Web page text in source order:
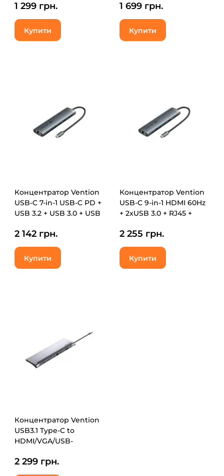
1 299 грн.
Купити
(TPHWC-EU)
1 699 грн.
Купити
Концентратор Vention
USB-C 7-in-1 USB-C PD +
USB 3.2 + USB 3.0 + USB
HDMI 0.15m (TGUHB)
2 142 грн.
Купити
Концентратор Vention
USB-C 9-in-1 HDMI 60Hz
+ 2xUSB 3.0 + RJ45 +
100W (TGVHB)
2 255 грн.
Купити
Концентратор Vention
USB3.1 Type-C to
HDMI/VGA/USB-
3.5mm/PD 100W 11in1
(THTHC)
2 299 грн.